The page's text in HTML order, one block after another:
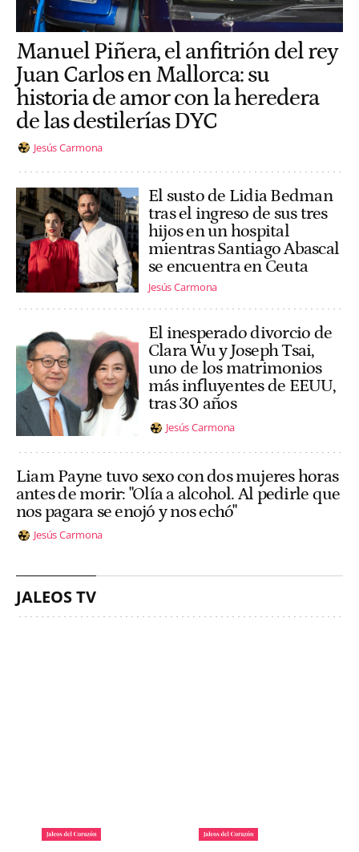
Manuel Piñera, el anfitrión del rey
Juan Carlos en Mallorca: su
historia de amor con la heredera
de las destilerías DYC
Jesús Carmona
El susto de Lidia Bedman
tras el ingreso de sus tres
hijos en un hospital
mientras Santiago Abascal
se encuentra en Ceuta
Jesús Carmona
El inesperado divorcio de
Clara Wu y Joseph Tsai,
uno de los matrimonios
más influyentes de EEUU,
tras 30 años
Jesús Carmona
Liam Payne tuvo sexo con dos mujeres horas
antes de morir: "Olía a alcohol. Al pedirle que
nos pagara se enojó y nos echó"
Jesús Carmona
JALEOS TV